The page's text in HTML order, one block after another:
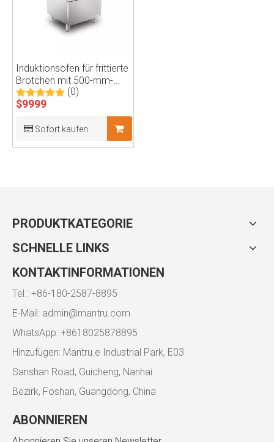
Induktionsofen für frittierte
Brötchen mit 500-mm-
Pfanne, Induktionsherd,
Induktionskochfeld
(0)
$9999
Sofort kaufen
PRODUKTKATEGORIE
SCHNELLE LINKS
KONTAKTINFORMATIONEN
Tel.: +86-180-2587-8895
E-Mail: admin@mantru.com
WhatsApp: +8618025878895
Hinzufügen: Mantru.e Industrial Park, E03
Sanshan Road, Guicheng, Nanhai
Bezirk, Foshan, Guangdong, China
ABONNIEREN